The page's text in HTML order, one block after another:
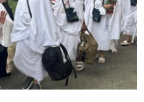
فن وثقافة
علوم وتكنولوجيا
المرأة والجمال